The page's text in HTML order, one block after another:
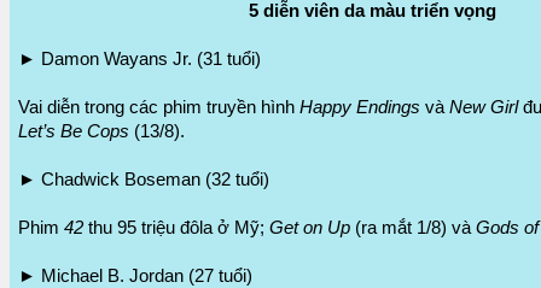
5 diễn viên da màu triển vọng
► Damon Wayans Jr. (31 tuổi)
Vai diễn trong các phim truyền hình Happy Endings và New Girl
Let’s Be Cops (13/8).
► Chadwick Boseman (32 tuổi)
Phim 42 thu 95 triệu đôla ở Mỹ; Get on Up (ra mắt 1/8) và Gods
► Michael B. Jordan (27 tuổi)